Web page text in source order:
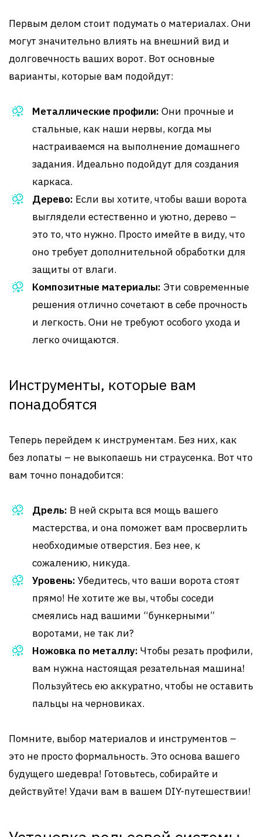
Первым делом стоит подумать о материалах. Они
могут значительно влиять на внешний вид и
долговечность ваших ворот. Вот основные
варианты, которые вам подойдут:
Металлические профили: Они прочные и
стальные, как наши нервы, когда мы
настраиваемся на выполнение домашнего
задания. Идеально подойдут для создания
каркаса.
Дерево: Если вы хотите, чтобы ваши ворота
выглядели естественно и уютно, дерево –
это то, что нужно. Просто имейте в виду, что
оно требует дополнительной обработки для
защиты от влаги.
Композитные материалы: Эти современные
решения отлично сочетают в себе прочность
и легкость. Они не требуют особого ухода и
легко очищаются.
Инструменты, которые вам
понадобятся
Теперь перейдем к инструментам. Без них, как
без лопаты – не выкопаешь ни страусенка. Вот что
вам точно понадобится:
Дрель: В ней скрыта вся мощь вашего
мастерства, и она поможет вам просверлить
необходимые отверстия. Без нее, к
сожалению, никуда.
Уровень: Убедитесь, что ваши ворота стоят
прямо! Не хотите же вы, чтобы соседи
смеялись над вашими “бункерными”
воротами, не так ли?
Ножовка по металлу: Чтобы резать профили,
вам нужна настоящая резательная машина!
Пользуйтесь ею аккуратно, чтобы не оставить
пальцы на черновиках.
Помните, выбор материалов и инструментов –
это не просто формальность. Это основа вашего
будущего шедевра! Готовьтесь, собирайте и
действуйте! Удачи вам в вашем DIY-путешествии!